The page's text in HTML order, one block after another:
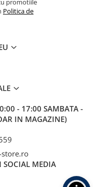
promotiile
Politica de
- 17:00 SAMBATA -
IN MAGAZINE)
store.ro
SOCIAL MEDIA